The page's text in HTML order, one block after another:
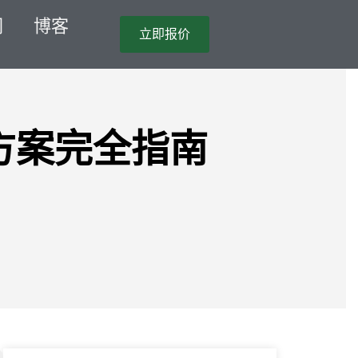
博客 立即报价
案完全指南